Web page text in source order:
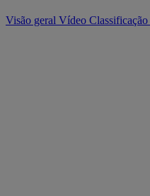
Visão geral Vídeo Classificação